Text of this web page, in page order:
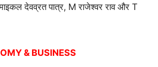
देवव्रत पात्र, M राजेश्वर राव और T
& BUSINESS